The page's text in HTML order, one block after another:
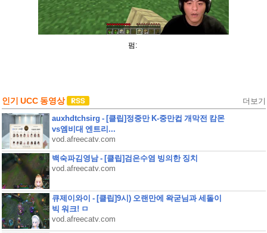
펌:
인기 UCC 동영상 더보기
auxhdtchsirg - [클립]정중만 K-중만컵 개막전 캄몬
vs엠비대 엔트리...
vod.afreecatv.com
백숙파김영남 - [클립]검은수염 빙의한 징치
vod.afreecatv.com
큐제이와이 - [클립]9시) 오랜만에 왁굳님과 세돌이
빅 워크! ㅁ
vod.afreecatv.com